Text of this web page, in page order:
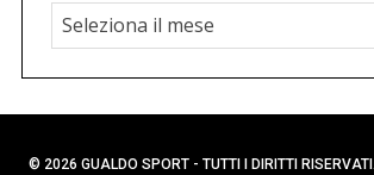
A
r
c
h
i
© 2026 GUALDO SPORT - TUTTI I DIRITTI